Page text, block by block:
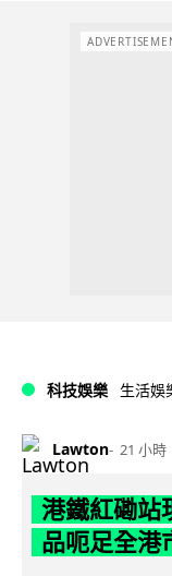
科技娛樂 生活娛
Lawton 21 小時
港鐵紅磡站
品呃足全港